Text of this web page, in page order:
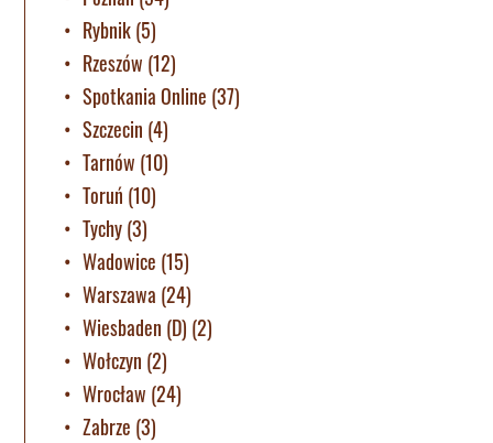
Rybnik(5)
Rzeszów (12)
Spotkania Online (37)
Szczecin (4)
Tarnów (10)
Toruń (10)
Tychy(3)
Wadowice (15)
Warszawa (24)
Wiesbaden (D) (2)
Wołczyn (2)
Wrocław (24)
Zabrze (3)